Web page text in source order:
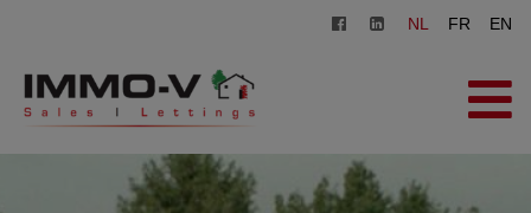
NL FR EN
HOME